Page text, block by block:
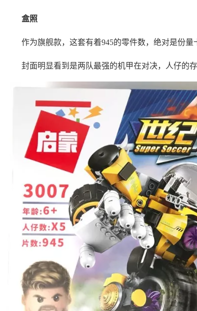
盒照
作为旗舰款，这套有着945的零件数，绝对是份量
封面明显看到是两队最强的机甲在对决，人仔的存